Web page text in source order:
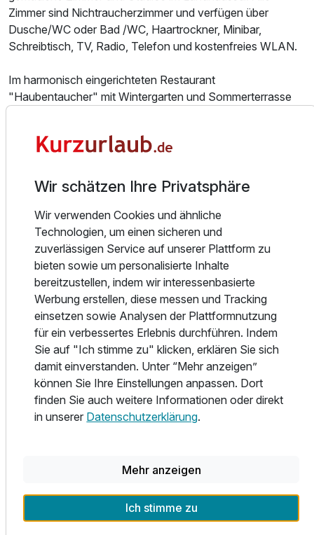
Ausstattung
Für 5 Tage p.P. ab321,00 €
Doppelzimmer Standard
2 Erwachsene
Zimmer sind Nichtraucherzimmer und verfügen über
Dusche/WC oder Bad /WC, Haartrockner, Minibar,
Schreibtisch, TV, Radio, Telefon und kostenfreies WLAN.
Im harmonisch eingerichteten Restaurant
"Haubentaucher" mit Wintergarten und Sommerterrasse
Einen besonderen Ort zum Entspannen und Wohlfühlen
bietet Ihnen unser Spa mit einem umfangreichen Angebot
an erholsamen. Entspannen Sie in unserem Schwimmbad,
den Saunen oder unserem Whirlpool. Ein Highlight: unsere
Seesauna. Hier können Sie einen einzigartigen Blick auf
den Ziegelaußensee genießen, der Ihnen nach dem
Saunagang eine herrliche Abkühlung bietet.
Hunde sind bei uns herzlich willkommen. Sprechen Sie uns
gerne bei Ihrer Buchung an.
Gelegen in der idyllischen Umgebung von Schwerin, bietet
unser Seehotel einen perfekten Ausgangspunkt für
Landeshauptstadt Mecklenburg-Vorpommerns. Neben
lohnt sich auch der Besuch des Schweriner Schlosses, das
Wahrzeichen der Stadt.
Wir schätzen Ihre Privatsphäre
Wir verwenden Cookies und ähnliche
Technologien, um einen sicheren und
zuverlässigen Service auf unserer Plattform zu
bieten sowie um personalisierte Inhalte
bereitzustellen, indem wir interessenbasierte
Werbung erstellen, diese messen und Tracking
einsetzen sowie Analysen der Plattformnutzung
für ein verbessertes Erlebnis durchführen. Indem
Sie auf "Ich stimme zu" klicken, erklären Sie sich
damit einverstanden. Unter “Mehr anzeigen”
können Sie Ihre Einstellungen anpassen. Dort
finden Sie auch weitere Informationen oder direkt
in unserer Datenschutzerklärung.
Mehr anzeigen
Ich stimme zu